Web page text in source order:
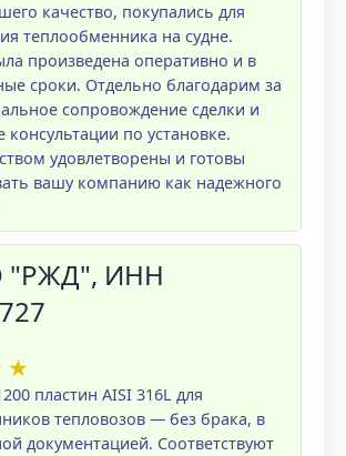
качество, покупались для
теплообменника на судне.
произведена оперативно и в
сроки. Отдельно благодарим за
сопровождение сделки и
консультации по установке.
удовлетворены и готовы
вашу компанию как надежного
"РЖД", ИНН
★
пластин AISI 316L для
тепловозов — без брака, в
документацией. Соответствуют